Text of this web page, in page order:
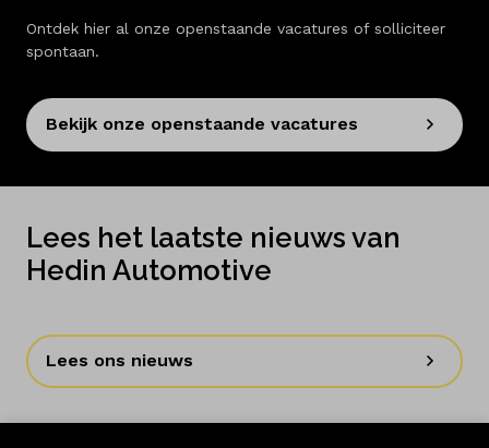
Ontdek hier al onze openstaande vacatures of solliciteer
spontaan.
Bekijk onze openstaande vacatures
Lees het laatste nieuws van
Hedin Automotive
Lees ons nieuws